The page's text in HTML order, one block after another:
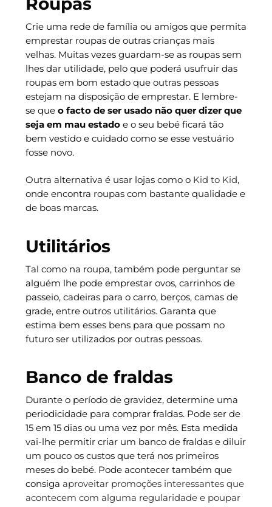
Crie uma rede de família ou amigos que permita
emprestar roupas de outras crianças mais
velhas. Muitas vezes guardam-se as roupas sem
lhes dar utilidade, pelo que poderá usufruir das
roupas em bom estado que outras pessoas
estejam na disposição de emprestar. E lembre-
se que o facto de ser usado não quer dizer que
seja em mau estadoe o seu bebé ficará tão
bem vestido e cuidado como se esse vestuário
fosse novo.
Outra alternativa é usar lojas como o Kid to Kid,
onde encontra roupas com bastante qualidade e
de boas marcas.
Utilitários
Tal como na roupa, também pode perguntar se
alguém lhe pode emprestar ovos, carrinhos de
passeio, cadeiras para o carro, berços, camas de
grade, entre outros utilitários. Garanta que
estima bem esses bens para que possam no
futuro ser utilizados por outras pessoas.
Banco de fraldas
Durante o período de gravidez, determine uma
periodicidade para comprar fraldas. Pode ser de
15 em 15 dias ou uma vez por mês. Esta medida
vai-lhe permitir criar um banco de fraldas e diluir
um pouco os custos que terá nos primeiros
meses do bebé. Pode acontecer também que
consiga aproveitar promoções interessantes que
acontecem com alguma regularidade e poupar